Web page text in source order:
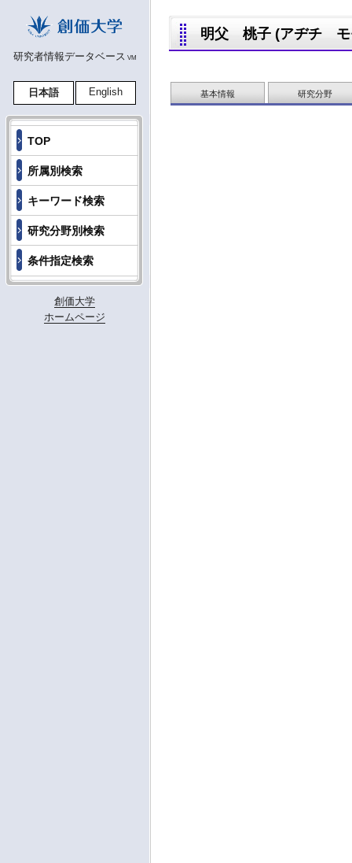
研究者情報データベース VM
日本語 English
TOP
所属別検索
キーワード検索
研究分野別検索
条件指定検索
創価大学
ホームページ
明父 桃子 (アヂチ モ
基本情報 研究分野